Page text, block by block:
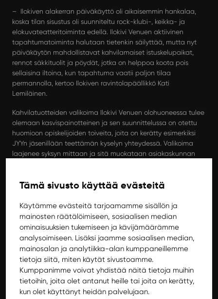
Tämä sivusto käyttää evästeitä
Käytämme evästeitä tarjoamamme sisällön ja
mainosten räätälöimiseen, sosiaalisen median
ominaisuuksien tukemiseen ja kävijämäärämme
analysoimiseen. Lisäksi jaamme sosiaalisen median,
mainosalan ja analytiikka-alan kumppaneillemme
tietoja siitä, miten käytät sivustoamme.
Kumppanimme voivat yhdistää näitä tietoja muihin
tietoihin, joita olet antanut heille tai joita on kerätty,
kun olet käyttänyt heidän palvelujaan.
– Ilokiven alakerran päiväkäyttö oli aikaisemmin hankalaa,
koska tilan sisustus oli suunniteltu rock-klubi-, keikka- ja
elokuvateatteritoiminta edellä. Ilokivi Venuen aktiivinen
tapahtumatoiminta halutaan tietenkin säilyttää, mutta nyt
päiväkäytön mahdollistavat kahvilamaiset istuskelupaikat,
rennot säkkituolit ja pöydät, jotka on helppoa koota pois
sellaisina iltoina, kun tapahtuma vaatii paljon tilaa
permannolla, kertoo Ilokiven ravintolapäällikkö Kati
Lemiläinen.
Kahvilatuotteiden valikoima Ilokivi Venuen olohuoneessa tulee
olemaan kasvispainotteinen ja sen suunnittelussa on otettu
huomioon opiskelijoiden toiveita, joita on kerätty esimerkiksi
JYYn jäsenillään teettämän kyselyn yhteydessä. Valikoima
laajenee syksyn mittaan ja sitä muokataan asiakaskunnan
– Erikoisuutena Venuen kahvilavitriiniin tuodaan tarjolle myös
Ilokiven itseleivottuja sämpylöitä. Lähes kulttimaineeseen
nousseet Ilokiven sämpylät ovat monelle lounastajalle yksi
tärkeä osa Ilokiven kokemusta, joten niillä on itseoikeutettu
paikkansa kahvilavalikoimassa, kertoo Kati Lemiläinen.
Tärkeänä lisänä nykyiseen tarjontaan verrattuna tulevat
olemaan erikoiskahvit. Niitä on aiemmin saanut kampuksella
vain yhdestä paikasta. Ilokivi Venuella erikoiskahvin saa myös
kauramaidolla.
Yläkaupungin kahvilatarjonta on supistunut, joten hyvälle